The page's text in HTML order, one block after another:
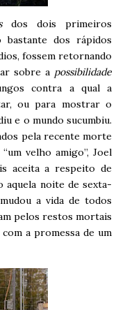
dos dois primeiros
bastante dos rápidos
fossem retornando
sobre a possibilidade
contra a qual a
ou para mostrar o
e o mundo sucumbiu.
pela recente morte
velho amigo”, Joel
aceita a respeito de
aquela noite de sexta-
a vida de todos
pelos restos mortais
a promessa de um